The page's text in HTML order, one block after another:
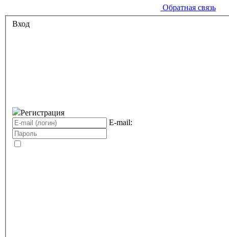
Обратная связь
Вход
Регистрация
E-mail: